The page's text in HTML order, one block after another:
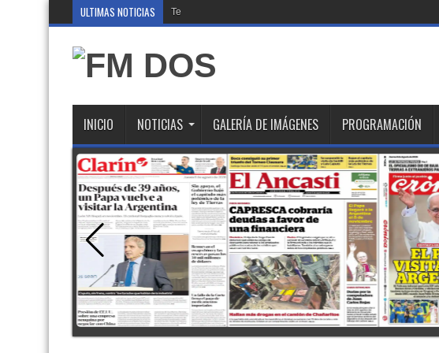
ULTIMAS NOTICIAS Te ofrecen trabajo, pero
INICIO NOTICIAS GALERÍA DE IMÁGENES PROGRAMACIÓN